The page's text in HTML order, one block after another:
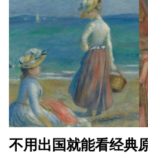
不用出国就能看经典